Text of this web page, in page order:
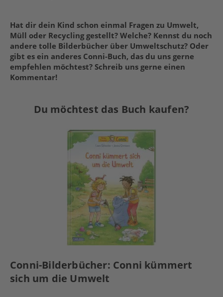
Hat dir dein Kind schon einmal Fragen zu Umwelt,
Müll oder Recycling gestellt? Welche? Kennst du noch
andere tolle Bilderbücher über Umweltschutz? Oder
gibt es ein anderes Conni-Buch, das du uns gerne
empfehlen möchtest? Schreib uns gerne einen
Kommentar!
Du möchtest das Buch kaufen?
Conni-Bilderbücher: Conni kümmert
sich um die Umwelt